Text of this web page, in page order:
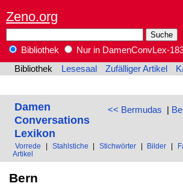
Zeno.org
Bibliothek
Nur in DamenConvLex-
Bibliothek
Lesesaal Zufälliger Artikel
<< Bermudas |
Damen
Conversations
Lexikon
Vorrede Stahlstiche Stichwörter Bilder
Artikel
Bern